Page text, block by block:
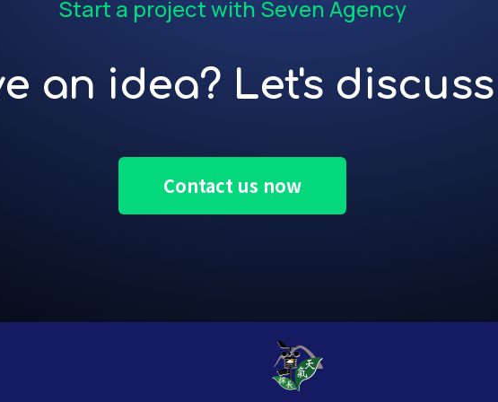
Start a project with Seven Agency
an idea? Let's
Contact us now